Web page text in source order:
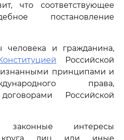
что соответствующее
постановление
человека и гражданина,
Российской
принципами и
права,
Российской
интересы